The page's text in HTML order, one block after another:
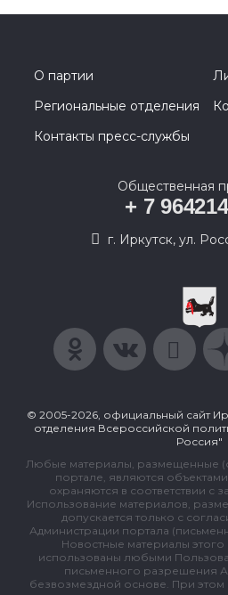
О партии
Региональные отделения
Контакты пресс-службы
Общественная
+ 7
г. Иркутск, ул.
© 2005-2026, официальный сайт
отделения Всероссийской
Россия"
Любые материалы, размещенные
портале, являются
охраняются в соответствии с
Использование материалов,
допускается только с
Администрации портала
Новостные материалы этого
использованы любыми
письменного разрешения
безвозмездной основе. При этом